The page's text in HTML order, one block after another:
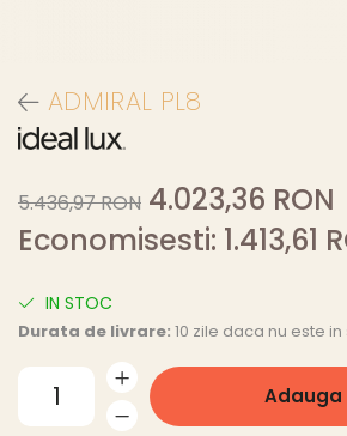
ADMIRAL PL8
5.436,97 RON 4.023,36 RON
Economisesti: 1.413,61
IN STOC
Durata de livrare: 10 zile daca nu este in
Adauga